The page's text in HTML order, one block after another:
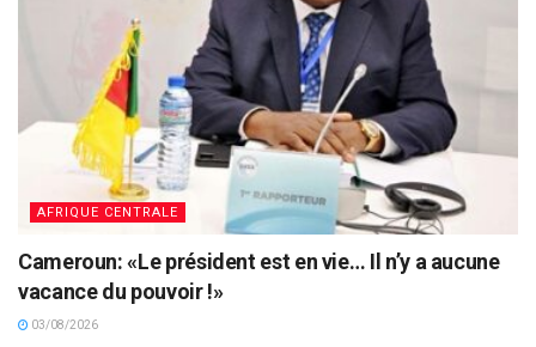
AFRIQUE CENTRALE
Cameroun: «Le président est en vie… Il n’y a aucune
vacance du pouvoir !»
03/08/2026